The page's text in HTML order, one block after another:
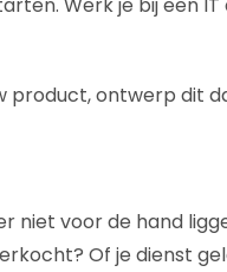
product, ontwerp dit
niet voor de hand
Of je dienst